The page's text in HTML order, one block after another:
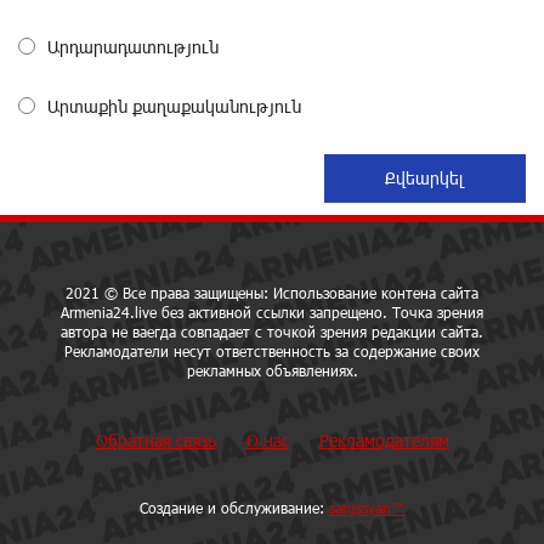
«Сила одного драма» в июле
выгодным инвестиционным предложением
IDBank предупреждает о мошеннических звонках от
имени пенсионных фондов
Небольшой французский уголок в Раздане при
Արդարադատություն
Արտաքին քաղաքականություն
2021 © Все права защищены: Использование контена сайта
Armenia24.live без активной ссылки запрещено. Точка зрения
автора не ваегда совпадает с точкой зрения редакции сайта.
Рекламодатели несут ответственность за содержание своих
рекламных объявлениях.
Обратная связь О нас Рекламодателям
Создание и обслуживание: sargssyan™